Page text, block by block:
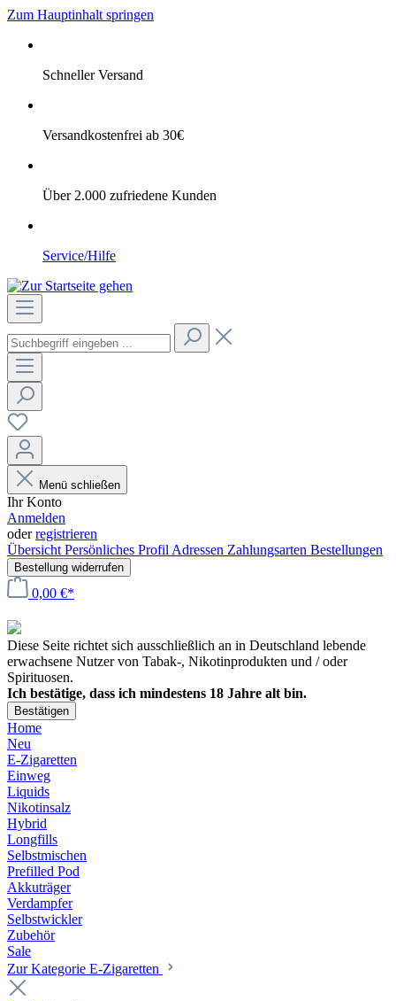
Zum Hauptinhalt springen
Schneller Versand
Versandkostenfrei ab 30€
Über 2.000 zufriedene Kunden
Service/Hilfe
Menü schließen
Ihr Konto
Anmelden
oderregistrieren
Übersicht Persönliches Profil Adressen Zahlungsarten Bestellungen
Bestellung widerrufen
0,00 €*
Diese Seite richtet sich ausschließlich an in Deutschland lebende
erwachsene Nutzer von Tabak-, Nikotinprodukten und / oder
Spirituosen.
Ich bestätige, dass ich mindestens 18 Jahre alt bin.
Bestätigen
Home
Neu
E-Zigaretten
Einweg
Liquids
Nikotinsalz
Hybrid
Longfills
Selbstmischen
Prefilled Pod
Akkuträger
Verdampfer
Selbstwickler
Zubehör
Sale
Zur Kategorie E-Zigaretten